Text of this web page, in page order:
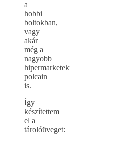
a
hobbi
boltokban,
vagy
akár
még a
nagyobb
hipermarketek
polcain
is.
Így
készítettem
el a
tárolóüveget: